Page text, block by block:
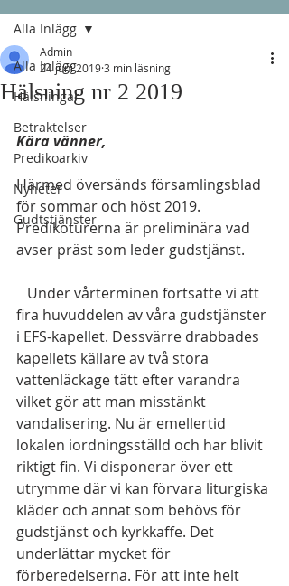
Alla Inlägg
Hälsningar
Betraktelser
Predikoarkiv
Nyheter
Gudtstjänster
Alla Inlägg
Hälsning nr 2 2019
Admin
24 juni 20193 min läsning
Kära vänner,
Härmed översänds församlingsblad
för sommar och höst 2019.
Predikoturerna är preliminära vad
avser präst som leder gudstjänst.
fira huvuddelen av våra gudstjänster
i EFS-kapellet. Dessvärre drabbades
kapellets källare av två stora
vattenläckage tätt efter varandra
vilket gör att man misstänkt
vandalisering. Nu är emellertid
lokalen iordningsställd och har blivit
riktigt fin. Vi disponerar över ett
utrymme där vi kan förvara liturgiska
kläder och annat som behövs för
gudstjänst och kyrkkaffe. Det
underlättar mycket för
förberedelserna. För att inte helt